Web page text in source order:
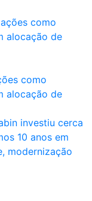
como
alocação de
investiu cerca
10 ​anos em
modernização